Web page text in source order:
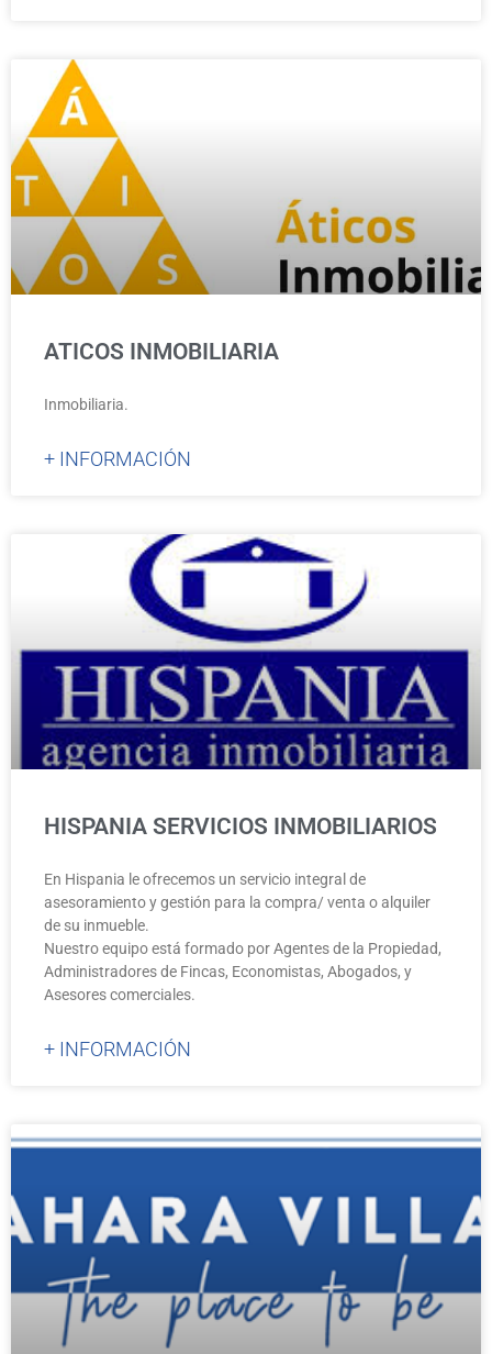
ATICOS INMOBILIARIA
Inmobiliaria.
+ INFORMACIÓN
HISPANIA SERVICIOS INMOBILIARIOS
En Hispania le ofrecemos un servicio integral de
asesoramiento y gestión para la compra/ venta o alquiler
de su inmueble.
Nuestro equipo está formado por Agentes de la Propiedad,
Administradores de Fincas, Economistas, Abogados, y
Asesores comerciales.
+ INFORMACIÓN